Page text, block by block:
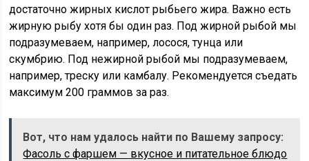
достаточно жирных кислот рыбьего жира. Важно есть
жирную рыбу хотя бы один раз. Под жирной рыбой мы
подразумеваем, например, лосося, тунца или
скумбрию. Под нежирной рыбой мы подразумеваем,
например, треску или камбалу. Рекомендуется съедать
максимум 200 граммов за раз.
Вот, что нам удалось найти по Вашему запросу:
Фасоль с фаршем — вкусное и питательное блюдо